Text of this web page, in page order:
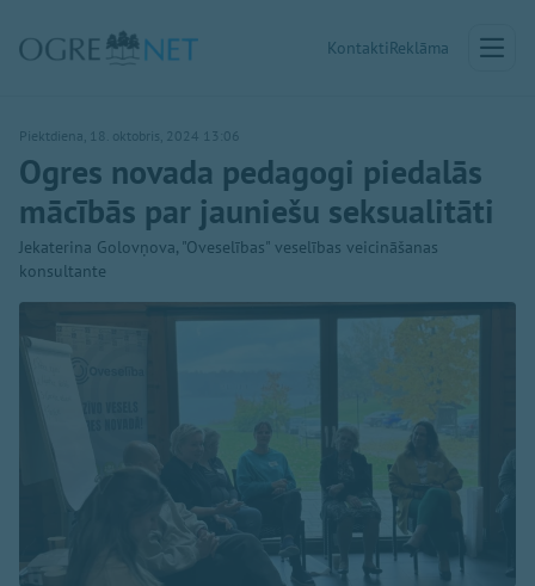
KontaktiReklāma
Piektdiena, 18. oktobris, 2024 13:06
Ogres novada pedagogi piedalās
mācībās par jauniešu seksualitāti
Jekaterina Golovņova, "Oveselības" veselības veicināšanas
konsultante